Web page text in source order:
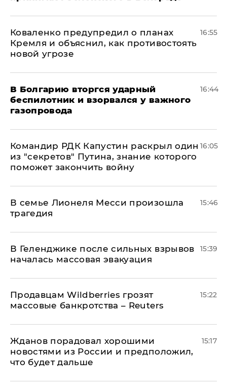
Коваленко предупредил о планах
Кремля и объяснил, как противостоять
новой угрозе
16:55
В Болгарию вторгся ударный
беспилотник и взорвался у важного
газопровода
16:44
Командир РДК Капустин раскрыл один
из "секретов" Путина, знание которого
поможет закончить войну
16:05
В семье Лионеля Месси произошла
трагедия
15:46
В Геленджике после сильных взрывов
началась массовая эвакуация
15:39
Продавцам Wildberries грозят
массовые банкротства – Reuters
15:22
Жданов порадовал хорошими
новостями из России и предположил,
что будет дальше
15:17